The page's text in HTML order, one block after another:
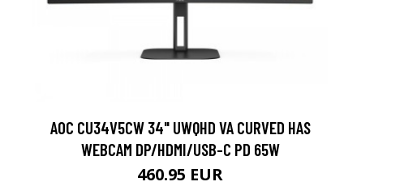
AOC CU34V5CW 34" UWQHD VA CURVED HAS
WEBCAM DP/HDMI/USB-C PD 65W
460.95 EUR